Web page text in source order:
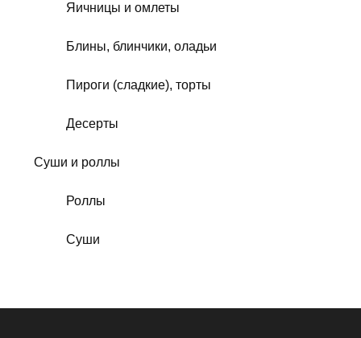
Яичницы и омлеты
Блины, блинчики, оладьи
Пироги (сладкие), торты
Десерты
Суши и роллы
Роллы
Суши